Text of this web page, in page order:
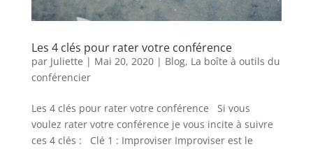
Les 4 clés pour rater votre conférence
par Juliette | Mai 20, 2020| Blog, La boîte à outils du
conférencier
Les 4 clés pour rater votre conférence Si vous
voulez rater votre conférence je vous incite à suivre
ces 4 clés : Clé 1 : Improviser Improviser est le